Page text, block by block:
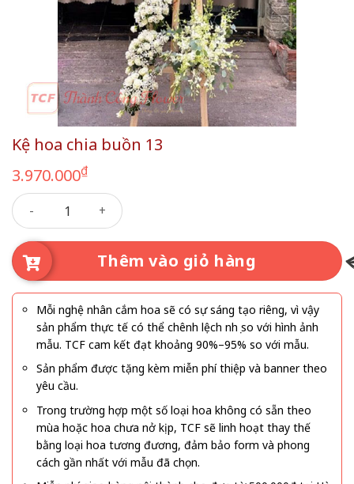
Kệ hoa chia buồn 13
3.970.000₫
Kệ hoa chia buồn 13 số lượng
Thêm vào giỏ hàng
Mỗi nghệ nhân cắm hoa sẽ có sự sáng tạo riêng, vì vậy
sản phẩm thực tế có thể chênh lệch nhẹ so với hình ảnh
mẫu. TCF cam kết đạt khoảng 90%–95% so với mẫu.
Sản phẩm được tặng kèm miễn phí thiệp và banner theo
yêu cầu.
Trong trường hợp một số loại hoa không có sẵn theo
mùa hoặc hoa chưa nở kịp, TCF sẽ linh hoạt thay thế
bằng loại hoa tương đương, đảm bảo form và phong
cách gần nhất với mẫu đã chọn.